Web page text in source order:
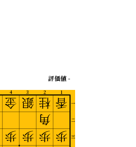
1
2
3
4
一
二
三
評価値 -
香
歩
桂
角
歩
銀
歩
金
歩